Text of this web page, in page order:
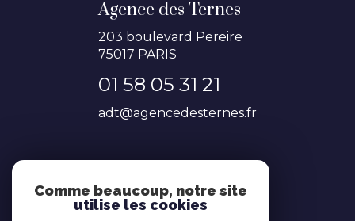
Agence des Ternes
203 boulevard Pereire
75017 PARIS
01 58 05 31 21
adt@agencedesternes.fr
Nous suivre
Comme beaucoup, notre site
utilise les cookies